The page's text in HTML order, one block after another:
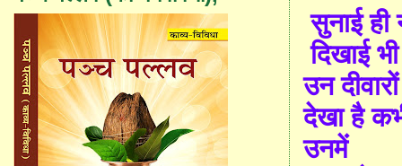
सुनाई ही
दिखाई
उन
देखा है
उनमें